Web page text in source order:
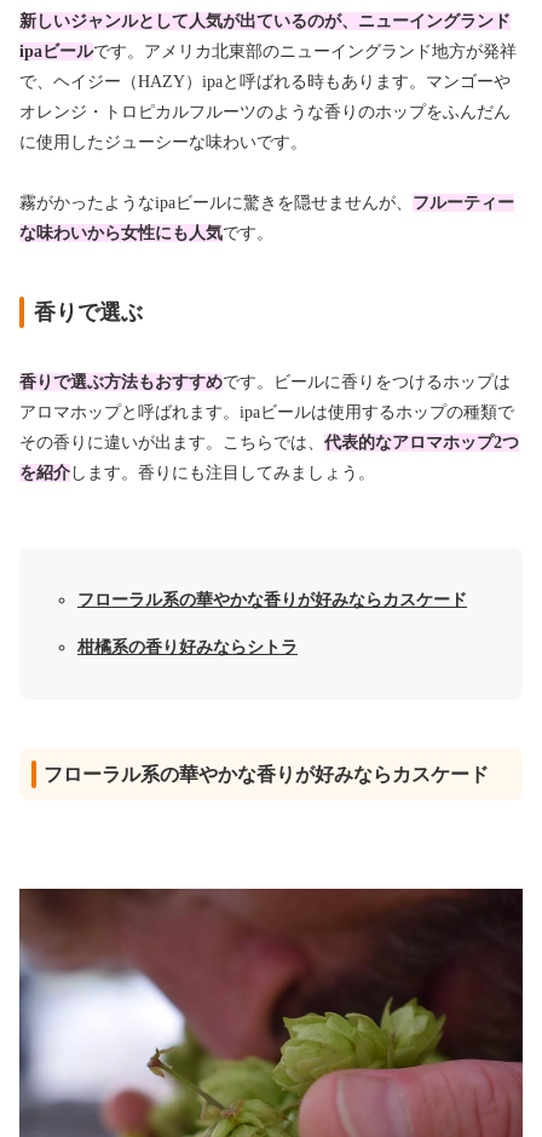
新しいジャンルとして人気が出ているのが、ニューイングランド
ipaビールです。アメリカ北東部のニューイングランド地方が発祥
で、ヘイジー（HAZY）ipaと呼ばれる時もあります。マンゴーや
オレンジ・トロピカルフルーツのような香りのホップをふんだん
に使用したジューシーな味わいです。
霧がかったようなipaビールに驚きを隠せませんが、 フルーティー
な味わいから女性にも人気です。
香りで選ぶ
香りで選ぶ方法もおすすめです。ビールに香りをつけるホップは
アロマホップと呼ばれます。ipaビールは使用するホップの種類で
その香りに違いが出ます。こちらでは、 代表的なアロマホップ2つ
を紹介 します。香りにも注目してみましょう。
フローラル系の華やかな香りが好みならカスケード
柑橘系の香り好みならシトラ
フローラル系の華やかな香りが好みならカスケード